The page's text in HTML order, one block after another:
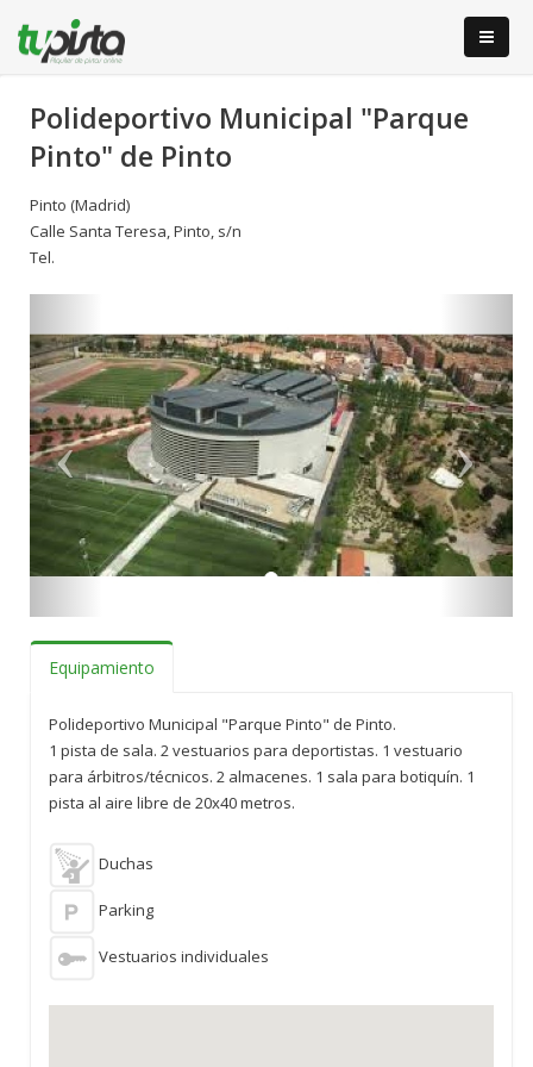
Polideportivo Municipal "Parque
Pinto" de Pinto
Pinto (Madrid)
Calle Santa Teresa, Pinto, s/n
Tel.
Equipamiento
Polideportivo Municipal "Parque Pinto" de Pinto.
1 pista de sala. 2 vestuarios para deportistas. 1 vestuario
para árbitros/técnicos. 2 almacenes. 1 sala para botiquín. 1
pista al aire libre de 20x40 metros.
Duchas
Parking
Vestuarios individuales